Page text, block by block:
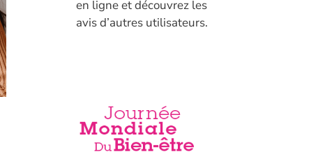
en ligne et découvrez les
avis d’autres utilisateurs.